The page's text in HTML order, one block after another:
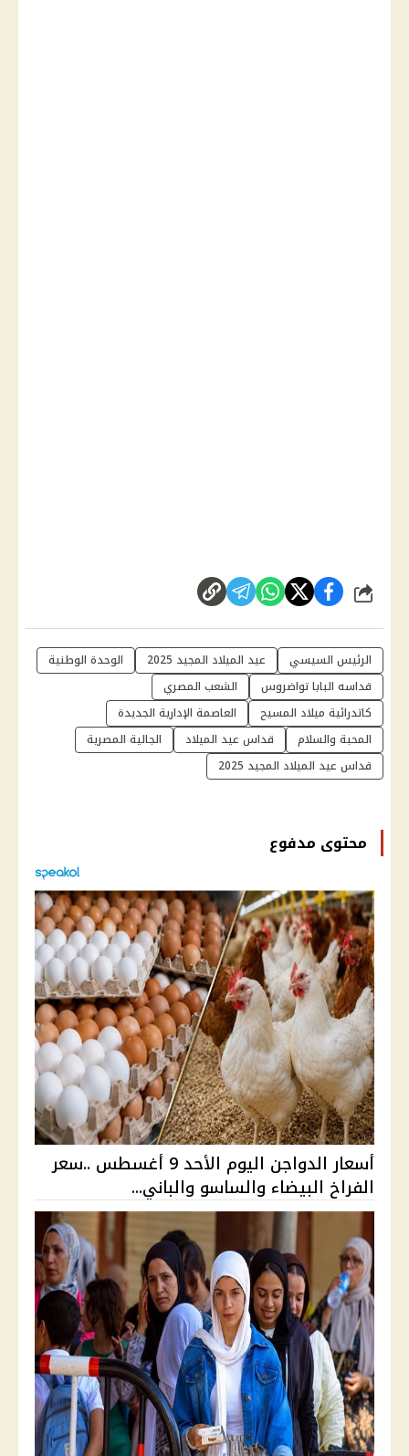
شارك
الرئيس السيسي عيد الميلاد المجيد 2025
الوحدة الوطنية
قداسه البابا تواضروس
الشعب المصري
كاتدرائية ميلاد المسيح
العاصمة الإدارية الجديدة
المحبة والسلام
قداس عيد الميلاد
الجالية المصرية
قداس عيد الميلاد المجيد 2025
محتوى مدفوع
أسعار الدواجن اليوم الأحد 9 أغسطس ..سعر
الفراخ البيضاء والساسو والباني...